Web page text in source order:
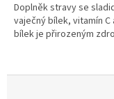
Doplněk stravy se
vaječný bílek, vitamín
bílek je přirozeným